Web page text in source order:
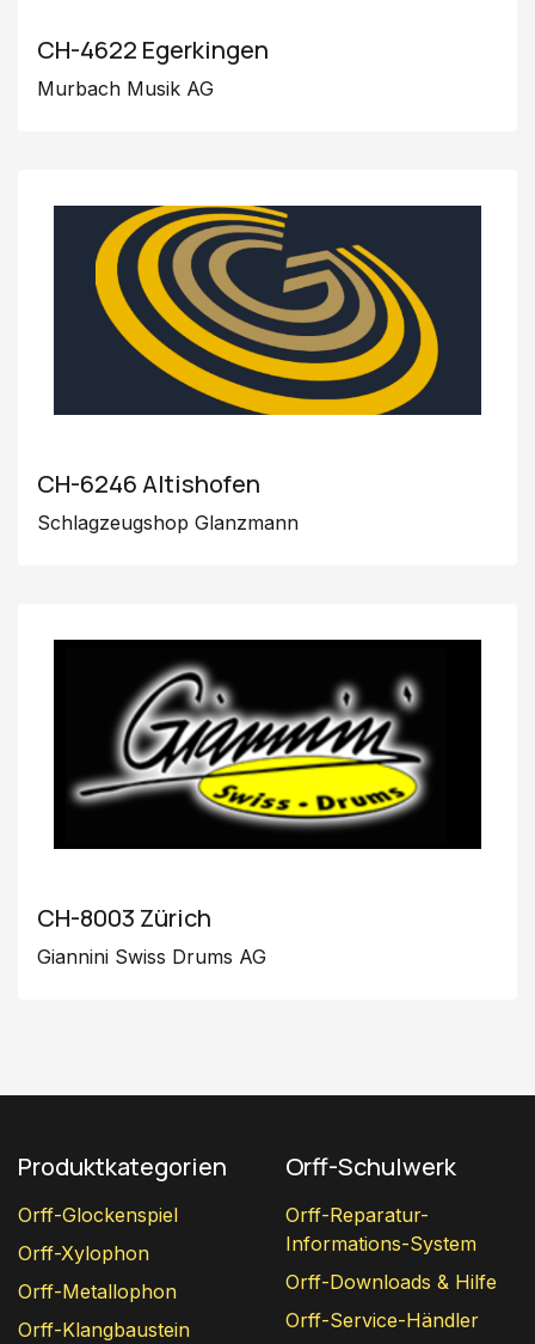
CH-4622 Egerkingen
Murbach Musik AG
CH-6246 Altishofen
Schlagzeugshop Glanzmann
CH-8003 Zürich
Giannini Swiss Drums AG
Produktkategorien
Orff-Glockenspiel
Orff-Xylophon
Orff-Metallophon
Orff-Klangbaustein
Orff-Schulwerk
Orff-Reparatur-
Informations-System
Orff-Downloads & Hilfe
Orff-Service-Händler